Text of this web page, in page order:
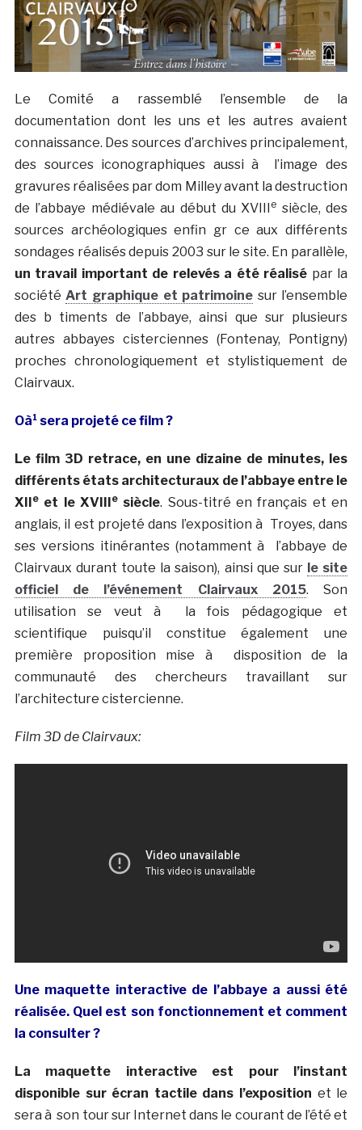
Le Comité a rassemblé l’ensemble de la
documentation dont les uns et les autres avaient
connaissance. Des sources d’archives principalement,
des sources iconographiques aussi à l’image des
gravures réalisées par dom Milley avant la destruction
de l’abbaye médiévale au début du XVIII e siècle, des
sources archéologiques enfin gr ce aux différents
sondages réalisés depuis 2003 sur le site. En parallèle,
un travail important de relevés a été réalisé par la
sociétéArt graphique et patrimoine sur l’ensemble
des b timents de l’abbaye, ainsi que sur plusieurs
autres abbayes cisterciennes (Fontenay, Pontigny)
proches chronologiquement et stylistiquement de
Clairvaux.
Oà¹ sera projeté ce film ?
Le film 3D retrace, en une dizaine de minutes, les
différents états architecturaux de l’abbaye entre le
XIIeet le XVIIIesiècle. Sous-titré en français et en
anglais, il est projeté dans l’exposition à Troyes, dans
ses versions itinérantes (notamment à l’abbaye de
Clairvaux durant toute la saison), ainsi que sur le site
officiel de l’événement Clairvaux 2015. Son
utilisation se veut à la fois pédagogique et
scientifique puisqu’il constitue également une
première proposition mise à disposition de la
communauté des chercheurs travaillant sur
l’architecture cistercienne.
Film 3D de Clairvaux:
Une maquette interactive de l’abbaye a aussi été
réalisée. Quel est son fonctionnement et comment
la consulter ?
La maquette interactive est pour l’instant
disponible sur écran tactile dans l’exposition et le
sera à son tour sur Internet dans le courant de l’été et